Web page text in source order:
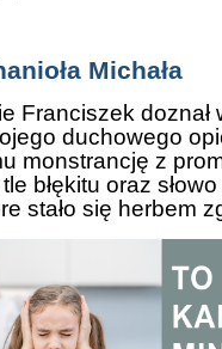
Michała
Franciszek doznał
duchowego
monstrancję z
błękitu oraz słowo
stało się herbem